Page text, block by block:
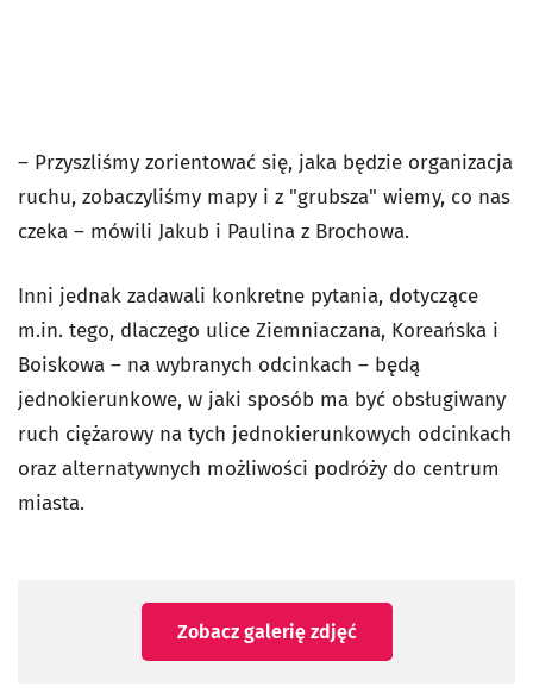
– Przyszliśmy zorientować się, jaka będzie organizacja
ruchu, zobaczyliśmy mapy i z "grubsza" wiemy, co nas
czeka – mówili Jakub i Paulina z Brochowa.
Inni jednak zadawali konkretne pytania, dotyczące
m.in. tego, dlaczego ulice Ziemniaczana, Koreańska i
Boiskowa – na wybranych odcinkach – będą
jednokierunkowe, w jaki sposób ma być obsługiwany
ruch ciężarowy na tych jednokierunkowych odcinkach
oraz alternatywnych możliwości podróży do centrum
miasta.
Zobacz galerię zdjęć